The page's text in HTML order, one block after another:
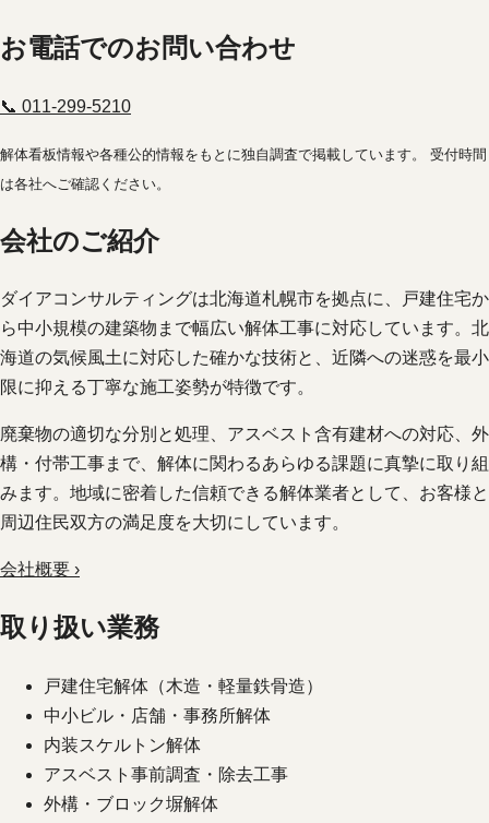
お電話でのお問い合わせ
📞 011-299-5210
解体看板情報や各種公的情報をもとに独自調査で掲載しています。 受付時間
は各社へご確認ください。
会社のご紹介
ダイアコンサルティングは北海道札幌市を拠点に、戸建住宅か
ら中小規模の建築物まで幅広い解体工事に対応しています。北
海道の気候風土に対応した確かな技術と、近隣への迷惑を最小
限に抑える丁寧な施工姿勢が特徴です。
廃棄物の適切な分別と処理、アスベスト含有建材への対応、外
構・付帯工事まで、解体に関わるあらゆる課題に真摯に取り組
みます。地域に密着した信頼できる解体業者として、お客様と
周辺住民双方の満足度を大切にしています。
会社概要 ›
取り扱い業務
戸建住宅解体（木造・軽量鉄骨造）
中小ビル・店舗・事務所解体
内装スケルトン解体
アスベスト事前調査・除去工事
外構・ブロック塀解体